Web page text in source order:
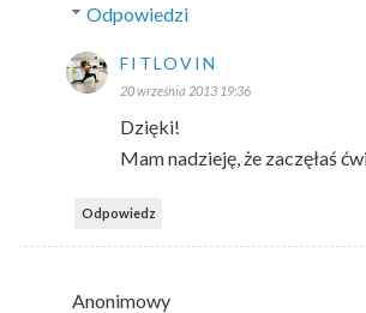
Odpowiedzi
FITLOVIN
20 września 2013 19:36
Dzięki!
Mam nadzieję, że zaczęłaś
Odpowiedz
Anonimowy